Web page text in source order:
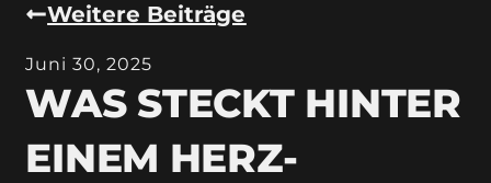
Weitere Beiträge
Juni 30, 2025
WAS STECKT HINTER
EINEM HERZ-